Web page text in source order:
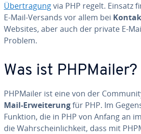
Über­tra­gungvia PHP regelt. Einsatz
E-Mail-Versands vor allem bei
Websites, aber auch der private E-
Problem.
Was ist PHPMailer?
PHPMailer ist eine von der
Mail-Er­wei­te­rungfür PHP. Im
Funktion, die in PHP von Anfang an
die Wahr­schein­lich­keit, dass mit